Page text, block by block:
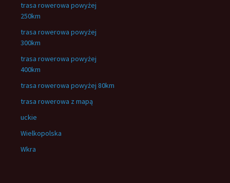
trasa rowerowa powyżej
250km
trasa rowerowa powyżej
300km
trasa rowerowa powyżej
400km
trasa rowerowa powyżej 80km
trasa rowerowa z mapą
uckie
Wielkopolska
Wkra